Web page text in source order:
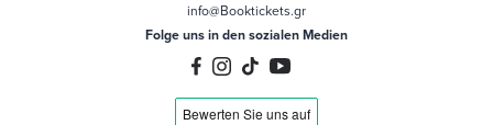
info@Booktickets.gr
Folge uns in den sozialen Medien